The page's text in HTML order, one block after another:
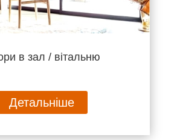
в зал / вітальню
Детальніше